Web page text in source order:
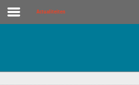
Actualiteiten